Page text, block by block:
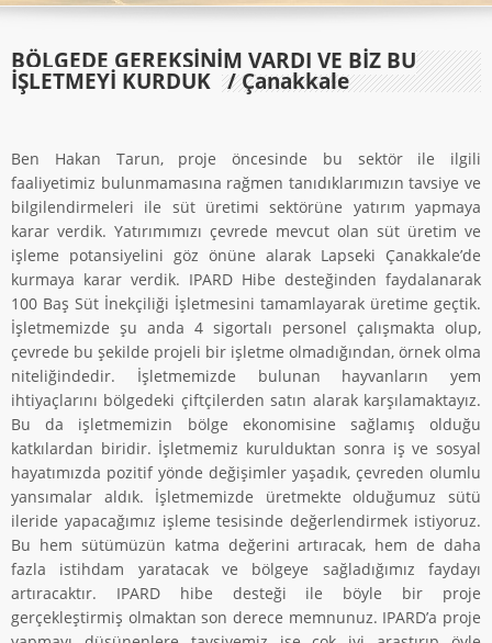
BÖLGEDE GEREKSINIM VARDI VE BIZ BU
İŞLETMEYI KURDUK / Çanakkale
Ben Hakan Tarun, proje öncesinde bu sektör ile ilgili
faaliyetimiz bulunmamasına rağmen tanıdıklarımızın tavsiye ve
bilgilendirmeleri ile süt üretimi sektörüne yatırım yapmaya
karar verdik. Yatırımımızı çevrede mevcut olan süt üretim ve
işleme potansiyelini göz önüne alarak Lapseki Çanakkale’de
kurmaya karar verdik. IPARD Hibe desteğinden faydalanarak
100 Baş Süt İnekçiliği İşletmesini tamamlayarak üretime geçtik.
İşletmemizde şu anda 4 sigortalı personel çalışmakta olup,
çevrede bu şekilde projeli bir işletme olmadığından, örnek olma
niteliğindedir. İşletmemizde bulunan hayvanların yem
ihtiyaçlarını bölgedeki çiftçilerden satın alarak karşılamaktayız.
Bu da işletmemizin bölge ekonomisine sağlamış olduğu
katkılardan biridir. İşletmemiz kurulduktan sonra iş ve sosyal
hayatımızda pozitif yönde değişimler yaşadık, çevreden olumlu
yansımalar aldık. İşletmemizde üretmekte olduğumuz sütü
ileride yapacağımız işleme tesisinde değerlendirmek istiyoruz.
Bu hem sütümüzün katma değerini artıracak, hem de daha
fazla istihdam yaratacak ve bölgeye sağladığımız faydayı
artıracaktır. IPARD hibe desteği ile böyle bir proje
gerçekleştirmiş olmaktan son derece memnunuz. IPARD’a proje